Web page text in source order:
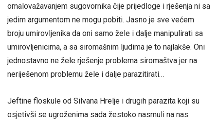
omalovažavanjem sugovornika čije prijedloge i rješenja ni sa
jedim argumentom ne mogu pobiti. Jasno je sve većem
broju umirovljenika da oni samo žele i dalje manipulirati sa
umirovljenicima, a sa siromašnim ljudima je to najlakše. Oni
jednostavno ne žele rješenje problema siromaštva jer na
neriješenom problemu žele i dalje parazitirati…
Jeftine floskule od Silvana Hrelje i drugih parazita koji su
osjetivši se ugroženima sada žestoko nasrnuli na nas